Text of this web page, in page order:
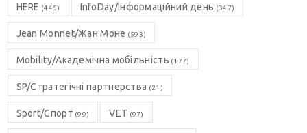
HERE (445) InfoDay/Інформаційний день (347)
Jean Monnet/Жан Моне (593)
Mobility/Академічна мобільність (177)
SP/Стратегічні партнерства (21)
Sport/Спорт (99) VET (97)